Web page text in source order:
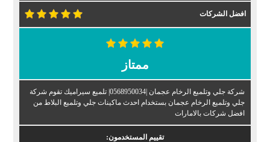
افضل الشركات
ممتاز
شركة جلي وتلميع الرخام عجمان |0568950034| تلميع سيراميك تقوم شركة
جلي وتلميع الرخام عجمان بستخدام احدث ماكينات جلي وتلميع البلاط من
افضل شركات بالامارات
تقييم المستخدمون: